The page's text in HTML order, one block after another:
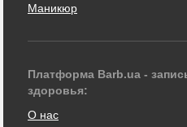
Маникюр
Платформа Barb.ua -
здоровья:
О нас